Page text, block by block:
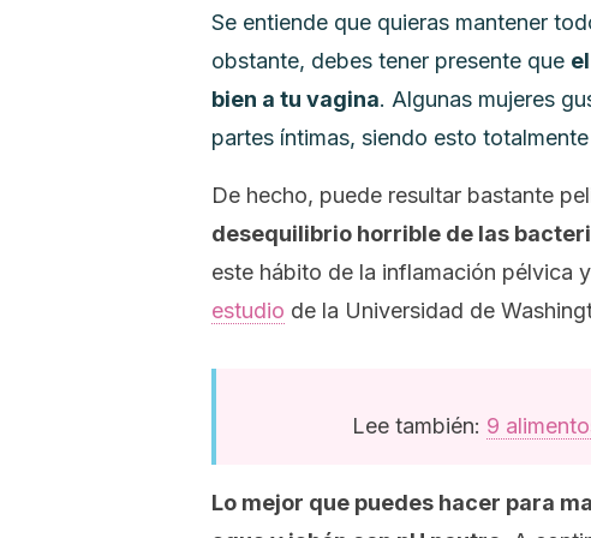
Se entiende que quieras mantener
obstante, debes tener presente que
bien a tu vagina. Algunas mujeres
partes íntimas, siendo esto
De hecho, puede resultar bastante
desequilibrio horrible de las
este hábito de la inflamación pélvica
estudio de la Universidad de
Lee también: 9
Lo mejor que puedes hacer para